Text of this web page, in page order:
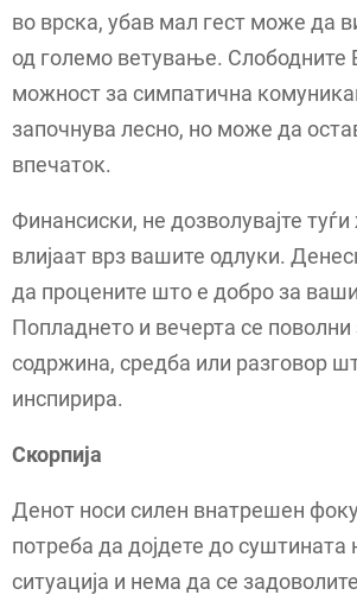
во врска, убав мал гест може да
од големо ветување. Слободните
можност за симпатична
започнува лесно, но може да
впечаток.
Финансиски, не дозволувајте
влијаат врз вашите одлуки.
да процените што е добро за
Попладнето и вечерта се поволни
содржина, средба или разговор
инспирира.
Скорпија
Денот носи силен внатрешен
потреба да дојдете до суштината
ситуација и нема да се